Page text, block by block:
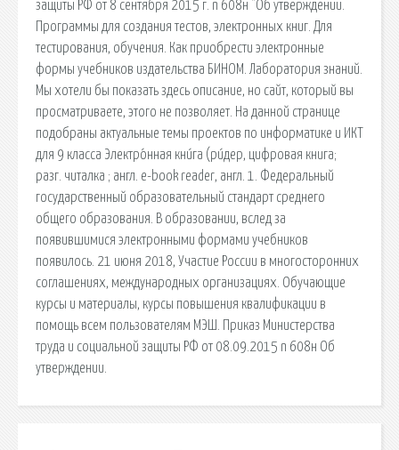
защиты РФ от 8 сентября 2015 г. n 608н "Об утверждении.
Программы для создания тестов, электронных книг. Для
тестирования, обучения. Как приобрести электронные
формы учебников издательства БИНОМ. Лаборатория знаний.
Мы хотели бы показать здесь описание, но сайт, который вы
просматриваете, этого не позволяет. На данной странице
подобраны актуальные темы проектов по информатике и ИКТ
для 9 класса Электро́нная кни́га (ри́дер, цифровая книга;
разг. читалка ; англ. e-book reader, англ. 1. Федеральный
государственный образовательный стандарт среднего
общего образования. В образовании, вслед за
появившимися электронными формами учебников
появилось. 21 июня 2018, Участие России в многосторонних
соглашениях, международных организациях. Обучающие
курсы и материалы, курсы повышения квалификации в
помощь всем пользователям МЭШ. Приказ Министерства
труда и социальной защиты РФ от 08.09.2015 n 608н Об
утверждении.